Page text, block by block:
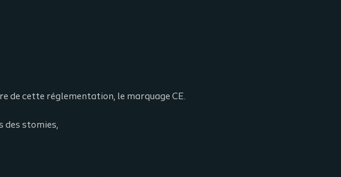
de cette réglementation, le marquage CE.
des stomies,